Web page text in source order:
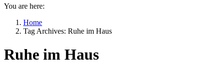
You are here:
Home
Tag Archives: Ruhe im Haus
Ruhe im Haus